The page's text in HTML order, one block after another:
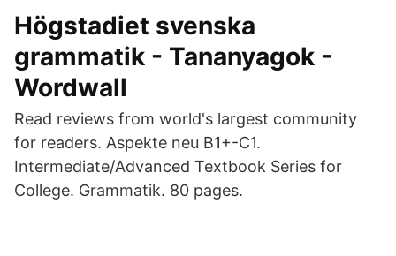
Högstadiet svenska
grammatik - Tananyagok -
Wordwall
Read reviews from world's largest community
for readers. Aspekte neu B1+-C1.
Intermediate/Advanced Textbook Series for
College. Grammatik. 80 pages.